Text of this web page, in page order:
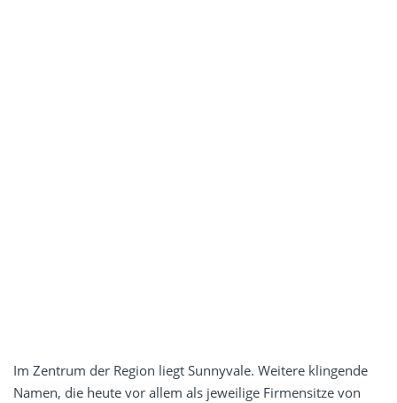
Im Zentrum der Region liegt Sunnyvale. Weitere klingende
Namen, die heute vor allem als jeweilige Firmensitze von